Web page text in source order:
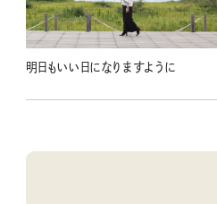
明日もいい日になりますように